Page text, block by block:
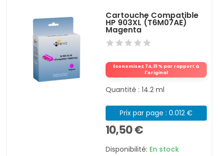
Cartouche Compatible
HP 903XL (T6M07AE)
Magenta
Économisez 74,31 % par rapport à
l'original
Quantité : 14.2 ml
Prix par page : 0.012 €
10,50 €
Disponibilité: En stock